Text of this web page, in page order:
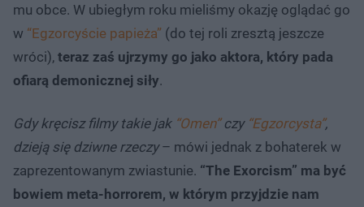
mu obce. W ubiegłym roku mieliśmy okazję oglądać go
w “Egzorcyście papieża” (do tej roli zresztą jeszcze
wróci), teraz zaś ujrzymy go jako aktora, który pada
ofiarą demonicznej siły.
Gdy kręcisz filmy takie jak “Omen”czy “Egzorcysta”,
dzieją się dziwne rzeczy– mówi jednak z bohaterek w
zaprezentowanym zwiastunie. “The Exorcism” ma być
bowiem meta-horrorem, w którym przyjdzie nam